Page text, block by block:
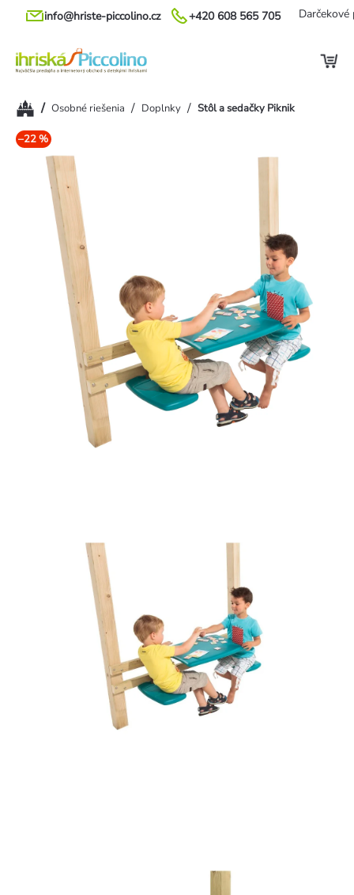
Prejsť
+420 608 565 705
info@hriste-piccolino.cz Darčekové
Domov
/ Osobné riešenia / Doplnky / Stôl a sedačky Piknik
–22 %